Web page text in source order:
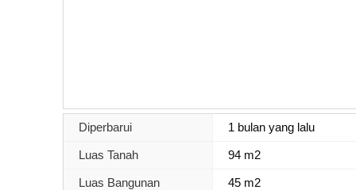
Diperbarui 1 bulan yang lalu
Luas Tanah 94 m2
Luas Bangunan 45 m2